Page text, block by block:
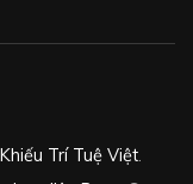
Trí Tuệ Việt.